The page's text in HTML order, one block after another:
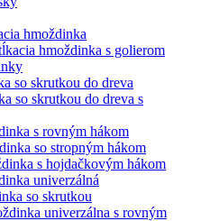
hmoždinka
hmoždinka s golierom
so skrutkou do dreva
so skrutkou do dreva s
s rovným hákom
so stropným hákom
s hojdačkovým hákom
univerzálná
so skrutkou
univerzálna s rovným